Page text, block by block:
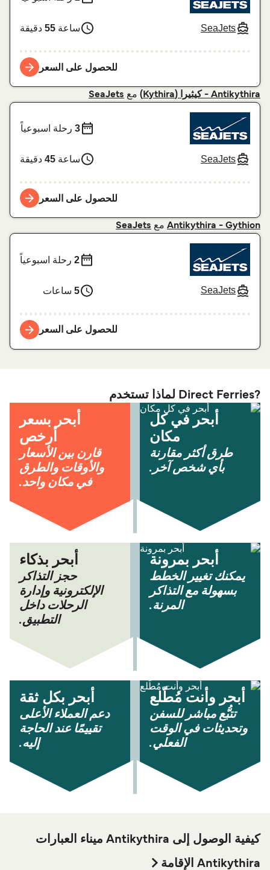
SeaJets ساعة55دقيقة
للحصول على السعر
Antikythira - کیثیرا (Kythira) معSeaJets
SeaJets
3رحلة اسبوعياً
ساعة45دقيقة
للحصول على السعر
Antikythira - GythionمعSeaJets
SeaJets
2رحلة اسبوعياً
5 ساعات
للحصول على السعر
أبحر في كل
مكان
طرق أكثر مقارنة
بأي شخص آخر.
أبحر بسعر
أرخص
قارن بين الأسعار
والأوقات والطرق
في مكان واحد.
أبحر بمرونة
يمكنك تغيير الخطط
بسهولة مع التذاكر
المرنة.
أبحر بذكاء
حجز التذاكر
الإلكترونية وإدارة
الرحلات داخل
التطبيق.
أبحر وأنت مُطّلع
تتبُّع مباشر للسفن
وتحديثات في الوقت
الفعلي.
أبحر بكل ثقة
دعم العملاء الأعلى
تقييمًا عند الحاجة
إليه.
كيفية الوصول إلى Antikythira ميناء العبارات
Antikythira الإقامة